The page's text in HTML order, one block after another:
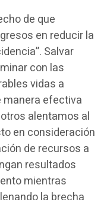
de que
en reducir la
Salvar
con las
vidas a
efectiva
alentamos al
en consideración
de recursos a
resultados
mientras